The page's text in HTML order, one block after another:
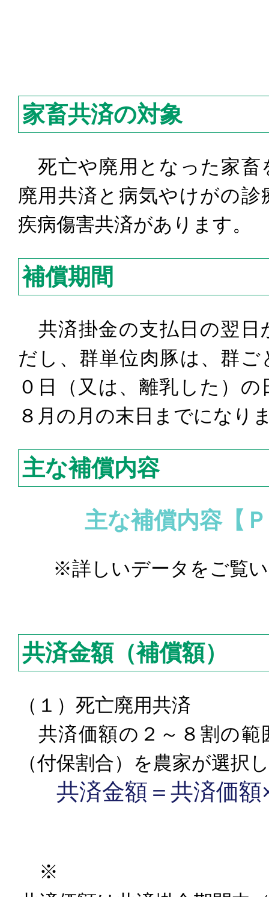
家畜共済の対象
死亡や廃用となった家畜
廃用共済と病気やけがの診
疾病傷害共済があります。
補償期間
共済掛金の支払日の翌日
だし、群単位肉豚は、群ご
０日（又は、離乳した）
８月の月の末日までになり
主な補償内容
主な補償内容【
※詳しいデータをご覧
共済金額（補償額）
（１）死亡廃用共済
共済価額の２～８割の範
（付保割合）を農家が選択
共済金額＝共済価
※